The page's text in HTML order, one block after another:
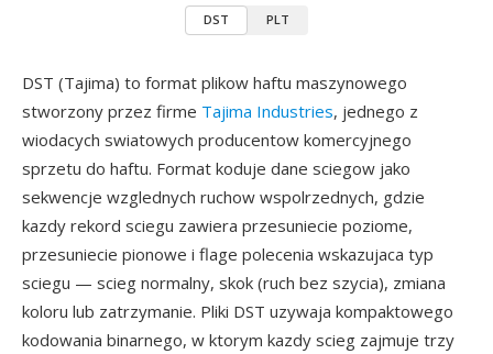
DST PLT
DST (Tajima) to format plikow haftu maszynowego
stworzony przez firme Tajima Industries, jednego z
wiodacych swiatowych producentow komercyjnego
sprzetu do haftu. Format koduje dane sciegow jako
sekwencje wzglednych ruchow wspolrzednych, gdzie
kazdy rekord sciegu zawiera przesuniecie poziome,
przesuniecie pionowe i flage polecenia wskazujaca typ
sciegu — scieg normalny, skok (ruch bez szycia), zmiana
koloru lub zatrzymanie. Pliki DST uzywaja kompaktowego
kodowania binarnego, w ktorym kazdy scieg zajmuje trzy